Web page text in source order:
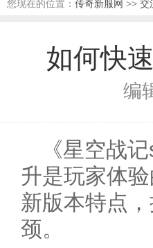
您现在的位置： 传奇新服网 >> 交
如何快
编
《星空战
升是玩家体
新版本特点
颈。